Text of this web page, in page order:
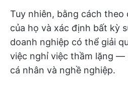
Tuy nhiên, bằng cách theo
của họ và xác định bất kỳ
doanh nghiệp có thể giải
việc nghỉ việc thầm lặng —
cá nhân và nghề nghiệp.